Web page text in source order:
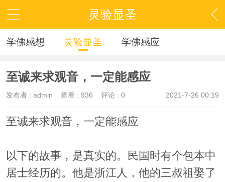
灵验显圣
学佛感想 灵验显圣 学佛感应
至诚来求观音，一定能感应
2021-7-26 00:19
发布者 : admin 查看 : 936 评论 : 0
至诚来求观音，一定能感应
以下的故事，是真实的。民国时有个包本中
居士经历的。他是浙江人，他的三叔祖娶了